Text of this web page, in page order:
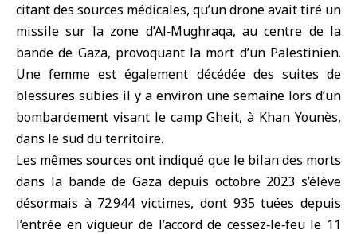
citant des sources médicales, qu’un drone avait tiré un
missile sur la zone d’Al‑Mughraqa, au centre de la
bande de Gaza, provoquant la mort d’un Palestinien.
Une femme est également décédée des suites de
blessures subies il y a environ une semaine lors d’un
bombardement visant le camp Gheit, à Khan Younès,
dans le sud du territoire.
Les mêmes sources ont indiqué que le bilan des morts
dans la bande de Gaza depuis octobre 2023 s’élève
désormais à 72 944 victimes, dont 935 tuées depuis
l’entrée en vigueur de l’accord de cessez‑le‑feu le 11